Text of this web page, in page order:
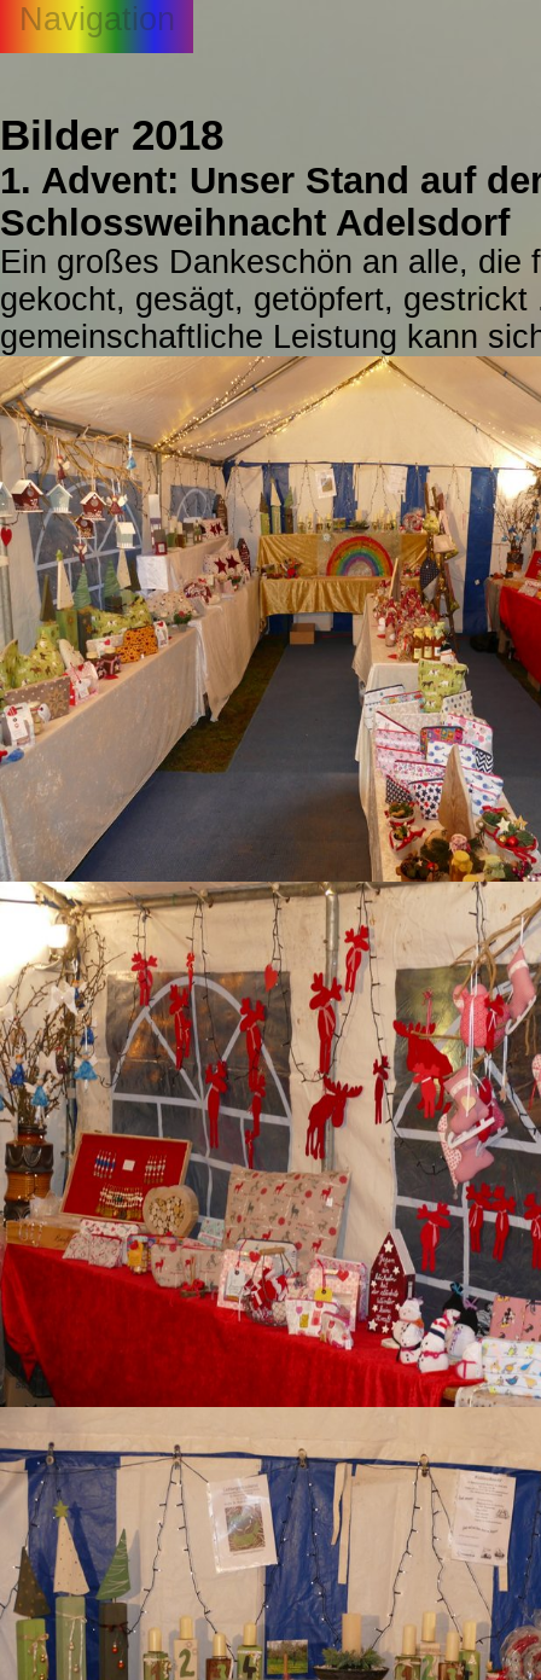
Navigation
Bilder 2018
1. Advent: Unser Stand auf
Schlossweihnacht Adelsdorf
Ein großes Dankeschön an alle, die
gekocht, gesägt, getöpfert, gestrickt
gemeinschaftliche Leistung kann